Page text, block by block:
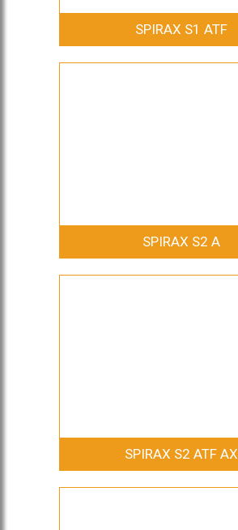
SPIRAX S1 ATF
SPIRAX S2 A
SPIRAX S2 ATF AX